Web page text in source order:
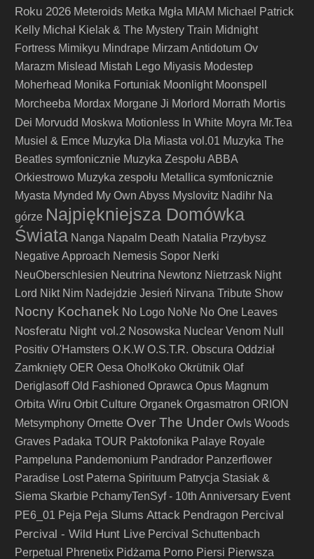
Roku 2026 Meteroids Metka Mgła MIAM Michael Patrick
Kelly Michał Kielak & The Mystery Train Midnight
Fortress Mimikyu Mindrape Mirzam Antidotum Ov
Marazm Mislead Mistah Lego Miyasis Modestep
Moherhead Monika Fortuniak Moonlight Moonspell
Morcheeba Mordax Morgane Ji Morlord Morrath Mortis
Dei Morvudd Moskwa Motionless In White Moyra Mr.Tea
Musiel & Emce Muzyka Dla Miasta vol.01 Muzyka The
Beatles symfonicznie Muzyka Zespołu ABBA
Orkiestrowo Muzyka zespołu Metallica symfonicznie
Myasta Mynded My Own Abyss Myslovitz Nadihr Na
górze Najpiękniejsza Domówka
Świata Nanga Napalm Death Natalia Przybysz
Negative Approach Nemesis Sopor Nerki
NeuOberschlesien Neutrina Newtonz Nietrzask Night
Lord Nikt Nim Nadejdzie Jesień Nirvana Tribute Show
Nocny Kochanek No Logo NoNe No One Leaves
Nosferatu Night vol.2 Nosowska Nuclear Venom Null
Positiv O'Hamsters O.K.W O.S.T.R. Obscura Oddział
Zamknięty OER Oesa Oho!Koko Okrütnik Olaf
Deriglasoff Old Fashioned Oprawca Opus Magnum
Orbita Wiru Orbit Culture Organek Orgasmatron ORION
Metsymphony Ornette Over The Under Owls Woods
Graves Padaka TOUR Paktofonika Palaye Royale
Pampeluna Pandemonium Pandrador Panzerflower
Paradise Lost Paterna Spirituum Patrycja Stasiak &
Siema Skarbie PchamyTenSyf - 10th Anniversary Event
PE6_01 Peja Peja Slums Attack Pendragon Percival
Percival - Wild Hunt Live Percival Schuttenbach
Perpetual
Phrenetix Pidżama Porno Piersi Pierwsza